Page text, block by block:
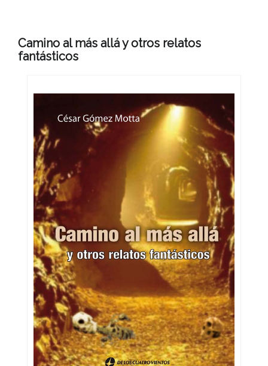
Camino al más allá y otros relatos
fantásticos